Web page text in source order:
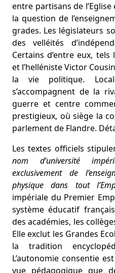
entre partisans de
la question de
grades. Les législateurs
des velléités
Certains d’entre eux, tels
et l’helléniste Victor
la vie politique.
s’accompagnent de la
guerre et centre
prestigieux, où siège la
parlement de Flandre.
Les textes officiels
nom d’université
exclusivement de
physique dans tout
impériale du Premier
système éducatif
des académies, les
Elle exclut les Grandes
la tradition
L’autonomie consentie
vue pédagogique que